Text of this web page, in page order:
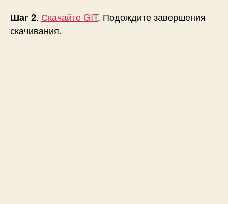
Шаг 2. Скачайте GIT. Подождите завершения
скачивания.